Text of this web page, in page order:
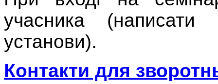
учасника
установи).
Контакти для